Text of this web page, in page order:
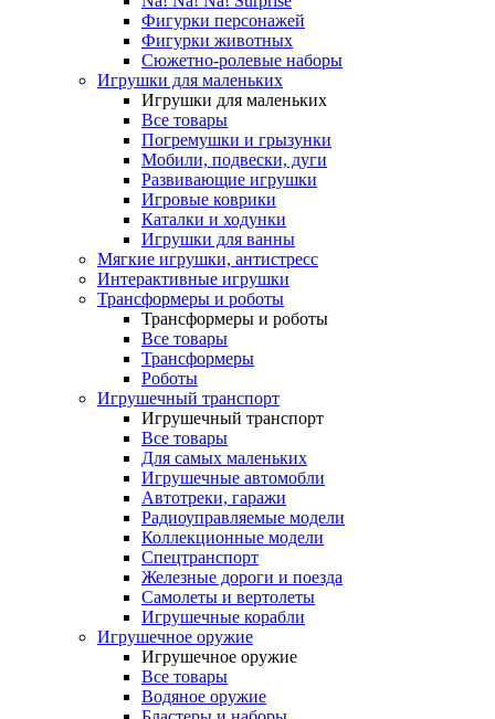
Фигурки персонажей
Фигурки животных
Сюжетно-ролевые наборы
Игрушки для маленьких
Игрушки для маленьких
Все товары
Погремушки и грызунки
Мобили, подвески, дуги
Развивающие игрушки
Игровые коврики
Каталки и ходунки
Игрушки для ванны
Мягкие игрушки, антистресс
Интерактивные игрушки
Трансформеры и роботы
Трансформеры и роботы
Все товары
Трансформеры
Роботы
Игрушечный транспорт
Игрушечный транспорт
Все товары
Для самых маленьких
Игрушечные автомобли
Автотреки, гаражи
Радиоуправляемые модели
Коллекционные модели
Спецтранспорт
Железные дороги и поезда
Самолеты и вертолеты
Игрушечные корабли
Игрушечное оружие
Игрушечное оружие
Все товары
Водяное оружие